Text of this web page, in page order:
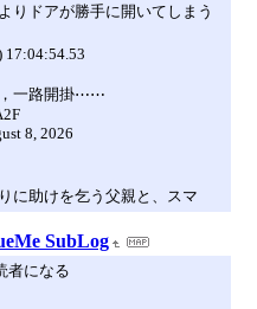
りドアが勝手に開いてしまう
17:04:54.53
，一路開掛⋯⋯
8, 2026
に助けを乞う父親と、スマ
SubLog
者になる